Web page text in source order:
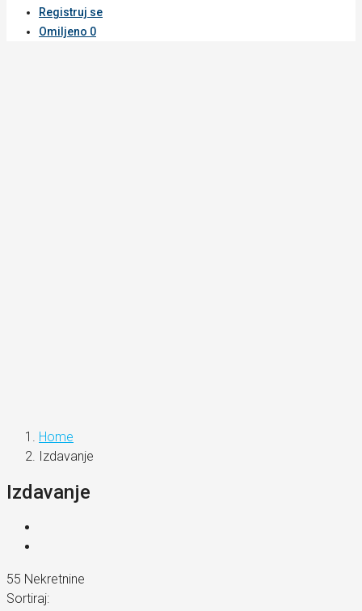
Registruj se
Omiljeno 0
Home
Izdavanje
Izdavanje
55 Nekretnine
Sortiraj: